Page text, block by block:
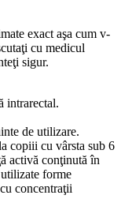
exact aşa cum v-
cu medicul
sigur.
intrarectal.
de utilizare.
copiii cu vârsta sub 6
activă conţinută în
forme
concentraţii